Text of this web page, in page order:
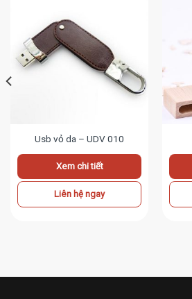
Usb vỏ da – UDV 010
Xem chi tiết
Liên hệ ngay